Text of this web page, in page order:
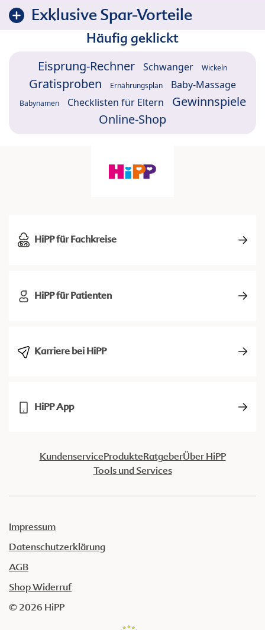
Exklusive Spar-Vorteile
Häufig geklickt
Eisprung-Rechner Schwanger Wickeln
Gratisproben Ernährungsplan Baby-Massage
Babynamen Checklisten für Eltern
Gewinnspiele
Online-Shop
HiPP für Fachkreise
HiPP für Patienten
Karriere bei HiPP
HiPP App
KundenserviceProdukteRatgeberÜber HiPP
Tools und Services
Impressum
Datenschutzerklärung
AGB
Shop Widerruf
© 2026 HiPP